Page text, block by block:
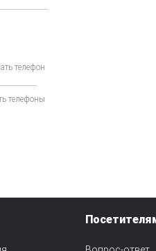
телефон
телефоны